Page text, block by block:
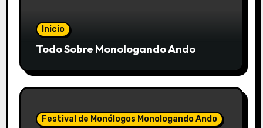
Inicio
Todo Sobre Monologando Ando
Festival de Monólogos Monologando Ando